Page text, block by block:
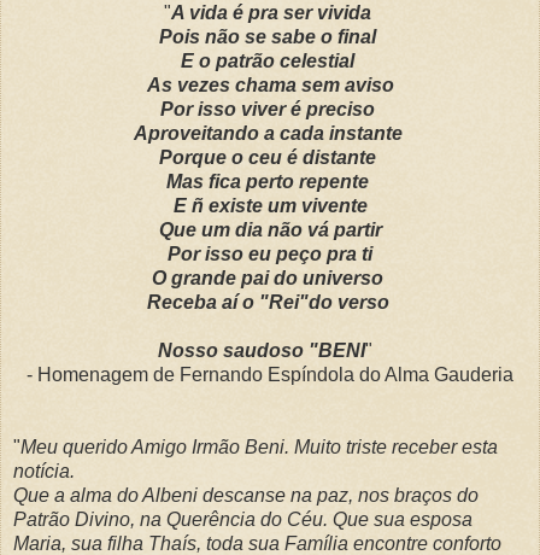
"A vida é pra ser vivida
Pois não se sabe o final
E o patrão celestial
As vezes chama sem aviso
Por isso viver é preciso
Aproveitando a cada instante
Porque o ceu é distante
Mas fica perto repente
E ñ existe um vivente
Que um dia não vá partir
Por isso eu peço pra ti
O grande pai do universo
Receba aí o "Rei"do verso
Nosso saudoso "BENI"
- Homenagem de Fernando Espíndola do Alma Gauderia
"Meu querido Amigo Irmão Beni. Muito triste receber esta
notícia.
Que a alma do Albeni descanse na paz, nos braços do
Patrão Divino, na Querência do Céu. Que sua esposa
Maria, sua filha Thaís, toda sua Família encontre conforto